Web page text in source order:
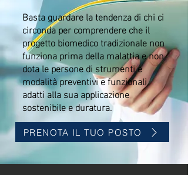
Basta guardare la tendenza di chi ci
circonda per comprendere che il
progetto biomedico tradizionale non
funziona prima della malattia e non
dota le persone di strumenti e
modalità preventivi e funzionali
adatti alla sua applicazione
sostenibile e duratura.
PRENOTA IL TUO POSTO